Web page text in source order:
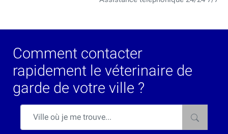
Comment contacter
rapidement le véterinaire de
garde de votre ville ?